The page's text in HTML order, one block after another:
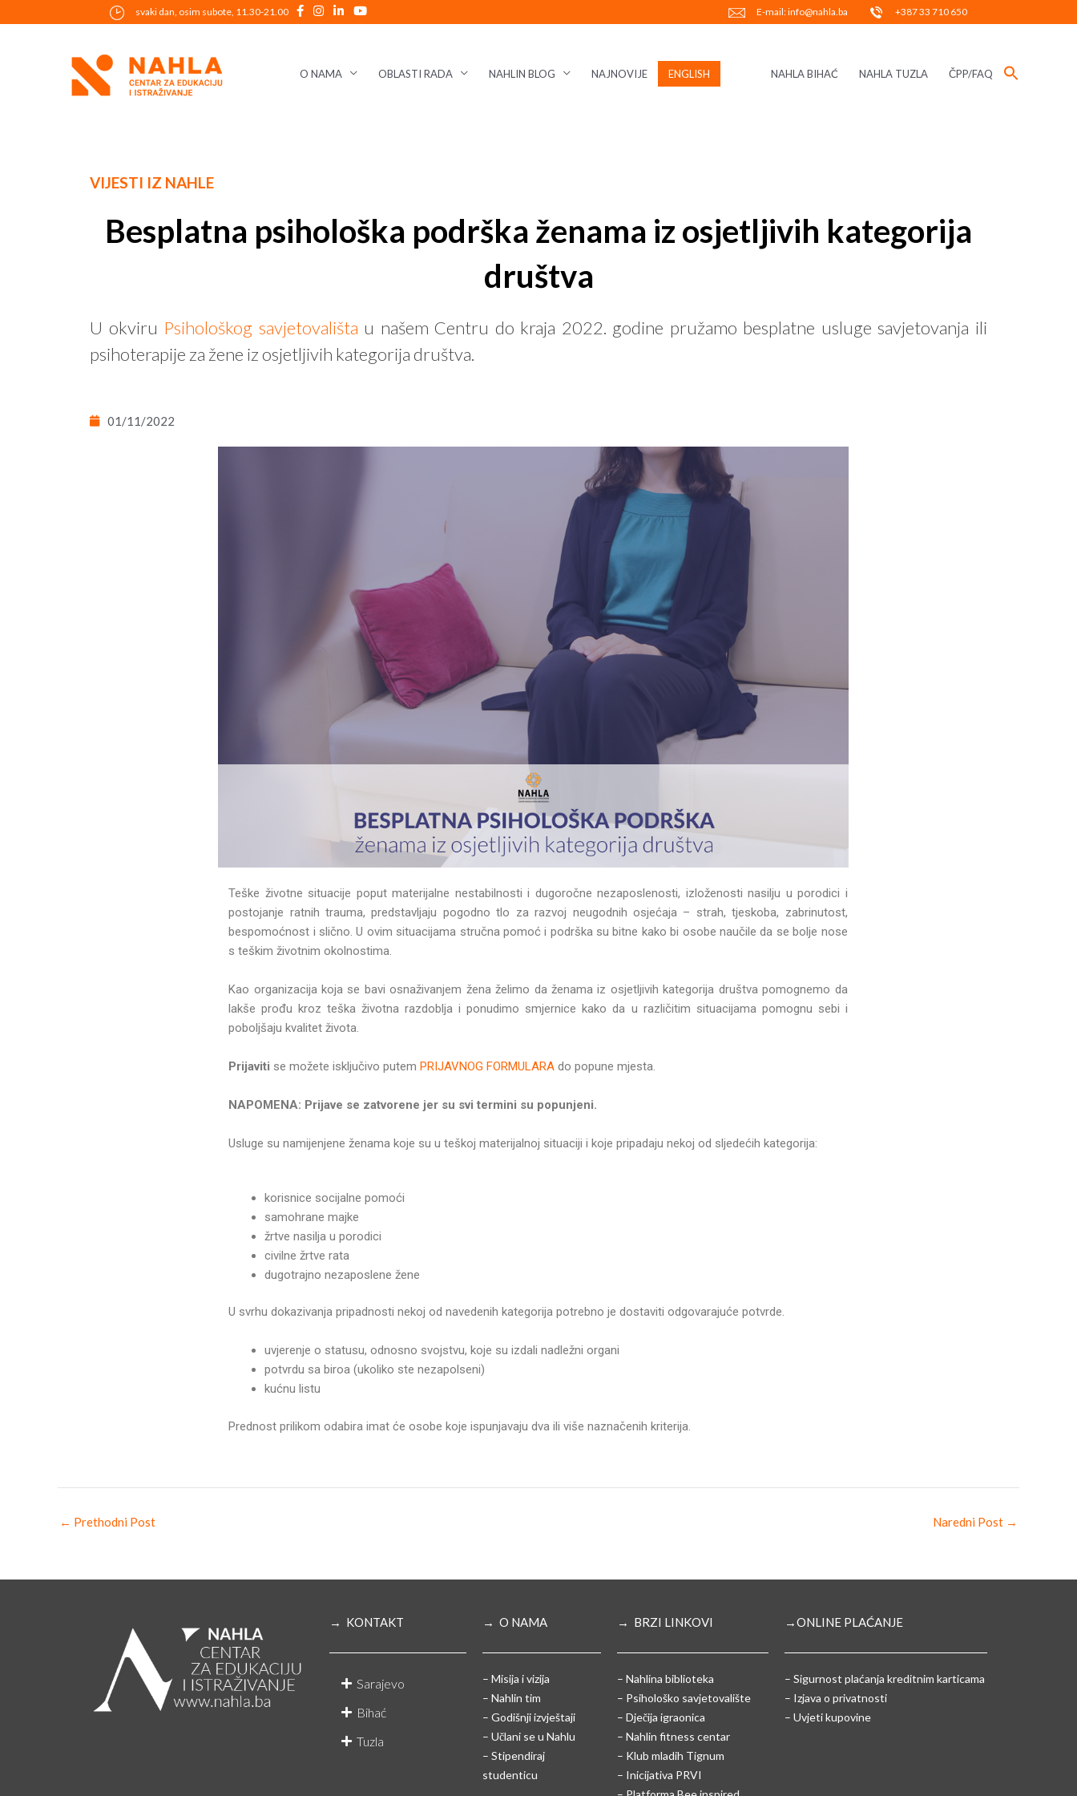
to
svaki dan, osim subote, 11.30-21.00 E-mail: info@nahla.ba +387 33 710 650
O NAMA OBLASTI RADA NAHLIN BLOG NAJNOVIJE ENGLISH NAHLA BIHAĆ NAHLA TUZLA ČPP/FAQ
VIJESTI IZ NAHLE
Besplatna psihološka podrška ženama iz osjetljivih kategorija
društva
U okviru Psihološkog savjetovališta u našem Centru do kraja 2022. godine pružamo besplatne usluge savjetovanja ili
psihoterapije za žene iz osjetljivih kategorija društva.
01/11/2022
Teške životne situacije poput materijalne nestabilnosti i dugoročne nezaposlenosti, izloženosti nasilju u porodici i
postojanje ratnih trauma, predstavljaju pogodno tlo za razvoj neugodnih osjećaja – strah, tjeskoba, zabrinutost,
bespomoćnost i slično. U ovim situacijama stručna pomoć i podrška su bitne kako bi osobe naučile da se bolje nose
s teškim životnim okolnostima.
Kao organizacija koja se bavi osnaživanjem žena želimo da ženama iz osjetljivih kategorija društva pomognemo da
lakše prođu kroz teška životna razdoblja i ponudimo smjernice kako da u različitim situacijama pomognu sebi i
poboljšaju kvalitet života.
Prijaviti se možete isključivo putemPRIJAVNOG FORMULARA do popune mjesta.
NAPOMENA: Prijave se zatvorene jer su svi termini su popunjeni.
Usluge su namijenjene ženama koje su u teškoj materijalnoj situaciji i koje pripadaju nekoj od sljedećih kategorija:
korisnice socijalne pomoći
samohrane majke
žrtve nasilja u porodici
civilne žrtve rata
dugotrajno nezaposlene žene
U svrhu dokazivanja pripadnosti nekoj od navedenih kategorija potrebno je dostaviti odgovarajuće potvrde.
uvjerenje o statusu, odnosno svojstvu, koje su izdali nadležni organi
potvrdu sa biroa (ukoliko ste nezapolseni)
kućnu listu
Prednost prilikom odabira imat će osobe koje ispunjavaju dva ili više naznačenih kriterija.
navigation
← Prethodni Post Naredni Post →
→ KONTAKT
Sarajevo
Bihać
Tuzla
→ O NAMA
– Misija i vizija
– Nahlin tim
– Godišnji izvještaji
– Učlani se u Nahlu
– Stipendiraj
studenticu
→ BRZI LINKOVI
– Nahlina biblioteka
– Psihološko savjetovalište
– Dječija igraonica
– Nahlin fitness centar
– Klub mladih Tignum
– Inicijativa PRVI
→ONLINE PLAĆANJE
– Sigurnost plaćanja kreditnim karticama
– Izjava o privatnosti
– Uvjeti kupovine